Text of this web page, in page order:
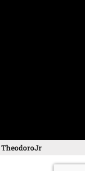
TheodoroJr